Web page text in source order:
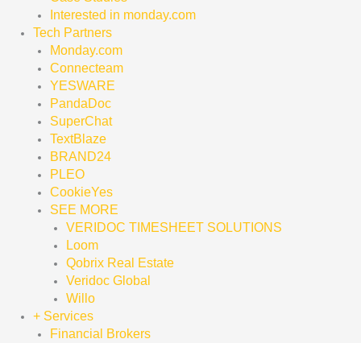
Interested in monday.com
Tech Partners
Monday.com
Connecteam
YESWARE
PandaDoc
SuperChat
TextBlaze
BRAND24
PLEO
CookieYes
SEE MORE
VERIDOC TIMESHEET SOLUTIONS
Loom
Qobrix Real Estate
Veridoc Global
Willo
+ Services
Financial Brokers